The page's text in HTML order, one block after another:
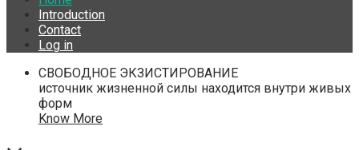
Introduction
Contact
Log in
СВОБОДНОЕ ЭКЗИСТИРОВАНИЕ
источник жизненной силы находится внутри живых
форм
Know More